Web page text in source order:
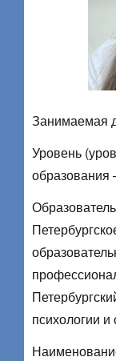
Занимаемая
Уровень
психологии